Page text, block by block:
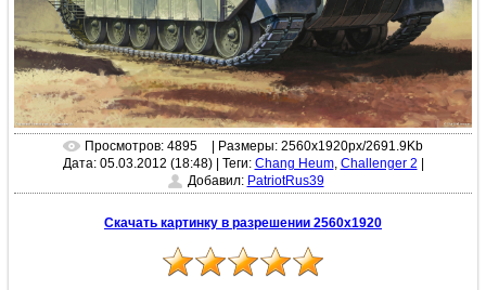
Просмотров: 4895
| Размеры: 2560x1920px/2691.9Kb
Дата: 05.03.2012 (18:48)| Теги: Chang Heum, Challenger 2
Добавил: PatriotRus39
Скачать картинку в разрешении 2560x1920